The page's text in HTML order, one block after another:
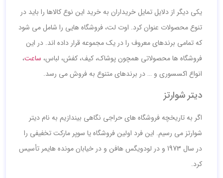
یکی دیگر از دلایل تمایل خریداران به خرید این نوع کالاها را باید در
تنوع محصولات عنوان کرد. اوت لت، فروشگاه هایی را شامل می شود
که تمامی برندهای معروف را در یک مجموعه قرار داده اند. در این
فروشگاه ها محصولاتی همچون پوشاک، کیف، کفش، لباس، ساعت،
انواع اکسسوری و … در برندهای متنوع به فروش می رسد.
دیتر شوارتز
اگر به تاریخچه فروشگاه های حراجی نگاهی بیندازیم به نام دیتر
شوارتز می رسیم. این فرد اولین فروشگاه یا سوپر مارکت تخفیفی را
در سال 1973 و در لودویگس هافن و در خیابان مونده هایمر تأسیس
کرد.